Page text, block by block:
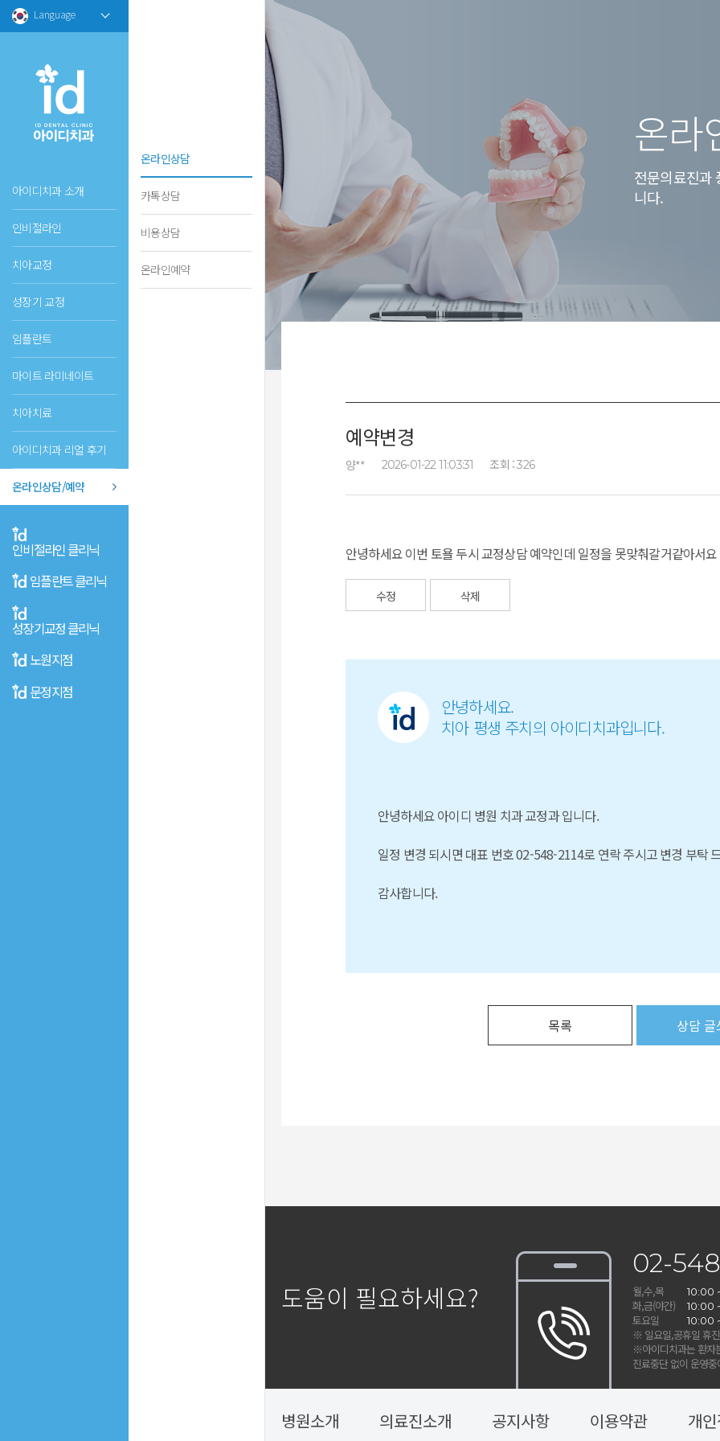
Language
아이디치과 소개
인비절라인
치아교정
성장기 교정
임플란트
마이트 라미네이트
치아치료
아이디치과 리얼 후기
온라인상담/예약
온라인상담
카톡상담
비용상담
온라인예약
인비절라인 클리닉
임플란트 클리닉
성장기교정 클리닉
노원지점
문정지점
온라
전문의료진과
니다.
예약변경
양** 2026-01-22 11:03:31 조회 :326
안녕하세요 이번 토욜 두시 교정상담 예약인데 일정을 못맞춰갈거같아서
수정 삭제
안녕하세요.
치아 평생 주치의 아이디치과입니다.
안녕하세요 아이디 병원 치과 교정과 입니다.
일정 변경 되시면 대표 번호 02-548-2114로 연락 주시고 변경 부탁
감사합니다.
도움이 필요하세요?
02-
월,수,목 10:00
화,금(야간) 10:00
토요일 10:00
※ 일요일,공휴일 휴진
※아이디치과는 환자
진료중단 없이 운영
병원소개 의료진소개 공지사항 이용약관 개